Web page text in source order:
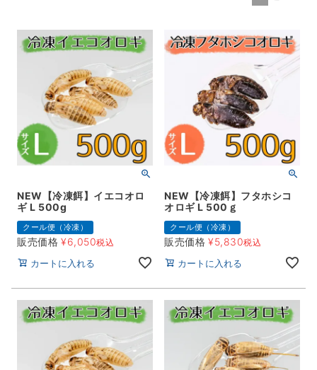
NEW【冷凍餌】イエコオロ
ギ L 500g
クール便（冷凍）
販売価格 ¥6,050税込
カートに入れる
NEW【冷凍餌】フタホシコ
オロギ L 500ｇ
クール便（冷凍）
販売価格 ¥5,830税込
カートに入れる